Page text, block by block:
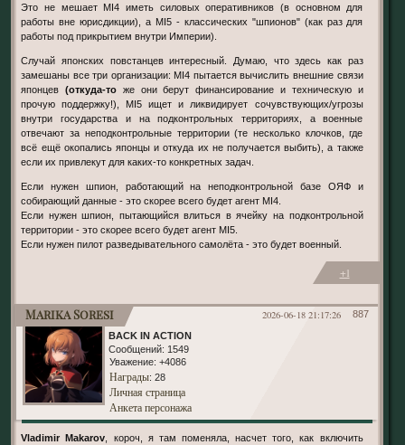
Это не мешает MI4 иметь силовых оперативников (в основном для
работы вне юрисдикции), а MI5 - классических "шпионов" (как раз для
работы под прикрытием внутри Империи).
Случай японских повстанцев интересный. Думаю, что здесь как раз
замешаны все три организации: MI4 пытается вычислить внешние связи
японцев(откуда-то же они берут финансирование и техническую и
прочую поддержку!), MI5 ищет и ликвидирует сочувствующих/угрозы
внутри государства и на подконтрольных территориях, а военные
отвечают за неподконтрольные территории (те несколько клочков, где
всё ещё окопались японцы и откуда их не получается выбить), а также
если их привлекут для каких-то конкретных задач.
Если нужен шпион, работающий на неподконтрольной базе ОЯФ и
собирающий данные - это скорее всего будет агент MI4.
Если нужен шпион, пытающийся влиться в ячейку на подконтрольной
территории - это скорее всего будет агент MI5.
Если нужен пилот разведывательного самолёта - это будет военный.
+1
887
2026-06-18 21:17:26
Marika Soresi
BACK IN ACTION
Сообщений: 1549
Уважение: +4086
Награды: 28
Личная страница
Анкета персонажа
Vladimir Makarov , короч, я там поменяла, насчет того, как включить